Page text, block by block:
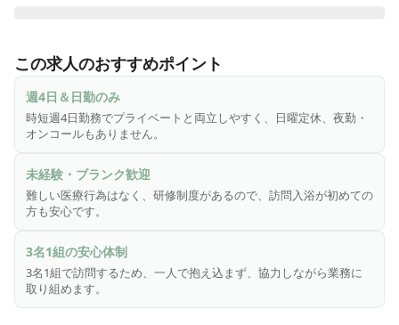
いただきます。
看護師の役割としましてはお客様のご自宅に訪問し簡単な機
材の搬出入および設置、入浴前後のバイタルサイン（身体状
況）お客様の入浴の可否判断、入浴介助をしていただきま
す。
お客様の健康的な入浴のお手伝いにより住み慣れた我が家で
いつまでも生活できるように
お手伝いをしております。難しい医療行為はなくブランクが
あっても安心して働けるお仕事です。日曜定休、夜勤はなく
日勤のみのお仕事ですのでご家族にも安心していただいてお
ります。
この求人のおすすめポイント
週4日＆日勤のみ
時短週4日勤務でプライベートと両立しやすく、日曜定休、夜勤・
オンコールもありません。
未経験・ブランク歓迎
難しい医療行為はなく、研修制度があるので、訪問入浴が初めての
方も安心です。
3名1組の安心体制
3名1組で訪問するため、一人で抱え込まず、協力しながら業務に
取り組めます。